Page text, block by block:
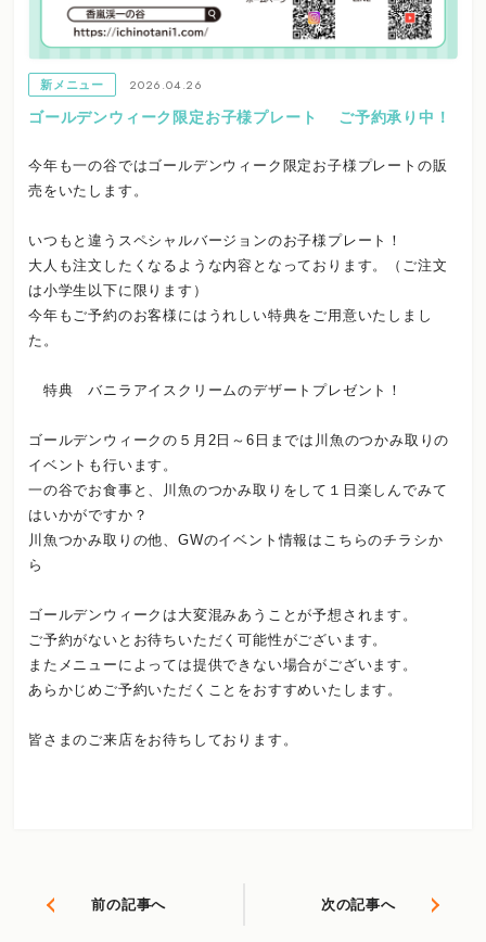
新メニュー
2026.04.26
ゴールデンウィーク限定お子様プレート ご予約承り中！
今年も一の谷ではゴールデンウィーク限定お子様プレートの販
売をいたします。
いつもと違うスペシャルバージョンのお子様プレート！
大人も注文したくなるような内容となっております。（ご注文
は小学生以下に限ります）
今年もご予約のお客様にはうれしい特典をご用意いたしまし
た。
特典 バニラアイスクリームのデザートプレゼント！
ゴールデンウィークの５月2日～6日までは川魚のつかみ取りの
イベントも行います。
一の谷でお食事と、川魚のつかみ取りをして１日楽しんでみて
はいかがですか？
川魚つかみ取りの他、GWのイベント情報はこちらのチラシか
ら
ゴールデンウィークは大変混みあうことが予想されます。
ご予約がないとお待ちいただく可能性がございます。
またメニューによっては提供できない場合がございます。
あらかじめご予約いただくことをおすすめいたします。
皆さまのご来店をお待ちしております。
前の記事へ 次の記事へ